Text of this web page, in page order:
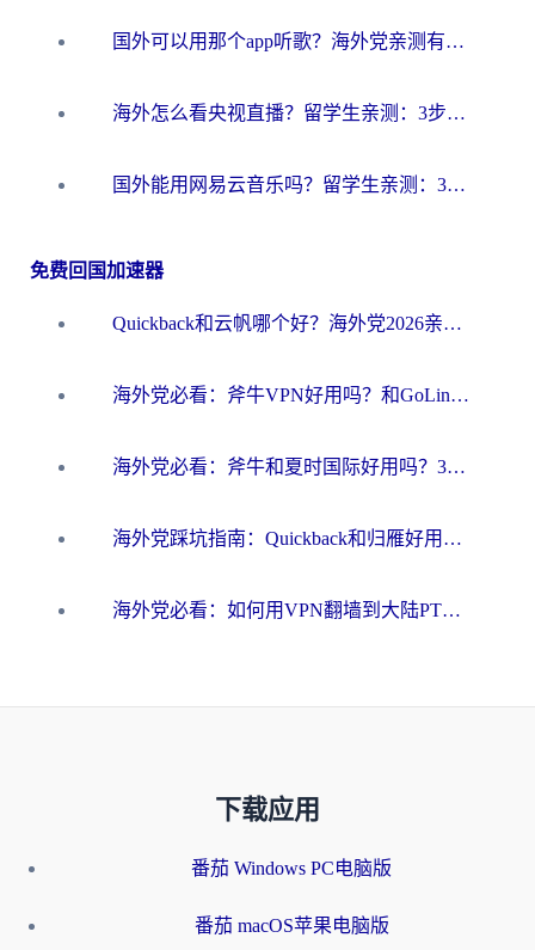
国外可以用那个app听歌？海外党亲测有效的回国加速方案，轻松听国内音乐听书
海外怎么看央视直播？留学生亲测：3步解决版权限制+追剧自由
国外能用网易云音乐吗？留学生亲测：3步解决海外听歌难题
免费回国加速器
Quickback和云帆哪个好？海外党2026亲测指南：选对加速器大陆工具，无缝刷国内剧玩国服
海外党必看：斧牛VPN好用吗？和GoLinkVPN对比哪个回国效果更好？
海外党必看：斧牛和夏时国际好用吗？3步选对回国加速器，无缝刷国内资源
海外党踩坑指南：Quickback和归雁好用吗？选对加速器才能无缝刷国内资源
海外党必看：如何用VPN翻墙到大陆PTT？一篇解决你所有回国加速痛点
下载应用
番茄 Windows PC电脑版
番茄 macOS苹果电脑版